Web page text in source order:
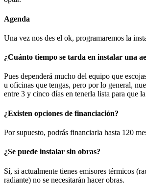
Agenda
Una vez nos des el ok, programaremos la
¿Cuánto tiempo se tarda en instalar una
Pues dependerá mucho del equipo que
u oficinas que tengas, pero por lo general,
entre 3 y cinco días en tenerla lista para que
¿Existen opciones de financiación?
Por supuesto, podrás financiarla hasta 120
¿Se puede instalar sin obras?
Sí, si actualmente tienes emisores térmicos
radiante) no se necesitarán hacer obras.